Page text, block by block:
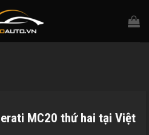
MC20 thứ hai tại Việt